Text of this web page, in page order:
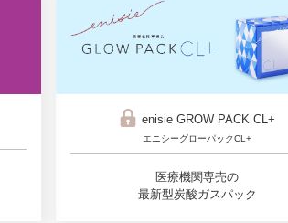
enisie GROW PACK CL+
エニシーグローパックCL+
医療機関専売の
最新型炭酸ガスパック